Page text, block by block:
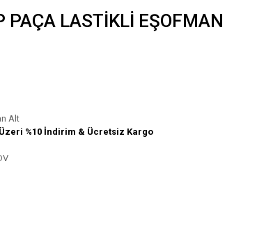
PAÇA LASTİKLİ EŞOFMAN
Alt
Üzeri %10 İndirim & Ücretsiz Kargo